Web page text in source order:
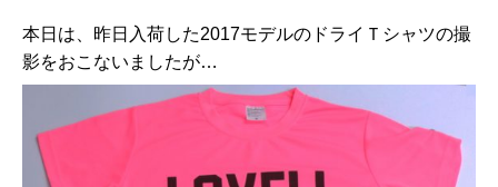
本日は、昨日入荷した2017モデルのドライＴシャツの撮
影をおこないましたが…